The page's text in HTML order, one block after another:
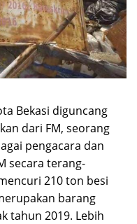
Bekasi diguncang
dari FM, seorang
pengacara dan
secara terang-
210 ton besi
barang
tahun 2019. Lebih